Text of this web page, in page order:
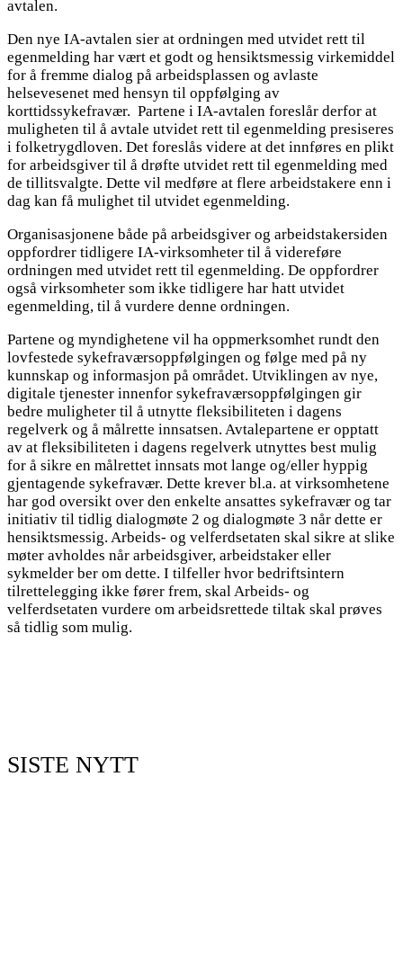
avtalen.
Den nye IA-avtalen sier at ordningen med utvidet rett til
egenmelding har vært et godt og hensiktsmessig virkemiddel
for å fremme dialog på arbeidsplassen og avlaste
helsevesenet med hensyn til oppfølging av
korttidssykefravær. Partene i IA-avtalen foreslår derfor at
muligheten til å avtale utvidet rett til egenmelding presiseres
i folketrygdloven. Det foreslås videre at det innføres en plikt
for arbeidsgiver til å drøfte utvidet rett til egenmelding med
de tillitsvalgte. Dette vil medføre at flere arbeidstakere enn i
dag kan få mulighet til utvidet egenmelding.
Organisasjonene både på arbeidsgiver og arbeidstakersiden
oppfordrer tidligere IA-virksomheter til å videreføre
ordningen med utvidet rett til egenmelding. De oppfordrer
også virksomheter som ikke tidligere har hatt utvidet
egenmelding, til å vurdere denne ordningen.
Partene og myndighetene vil ha oppmerksomhet rundt den
lovfestede sykefraværsoppfølgingen og følge med på ny
kunnskap og informasjon på området. Utviklingen av nye,
digitale tjenester innenfor sykefraværsoppfølgingen gir
bedre muligheter til å utnytte fleksibiliteten i dagens
regelverk og å målrette innsatsen. Avtalepartene er opptatt
av at fleksibiliteten i dagens regelverk utnyttes best mulig
for å sikre en målrettet innsats mot lange og/eller hyppig
gjentagende sykefravær. Dette krever bl.a. at virksomhetene
har god oversikt over den enkelte ansattes sykefravær og tar
initiativ til tidlig dialogmøte 2 og dialogmøte 3 når dette er
hensiktsmessig. Arbeids- og velferdsetaten skal sikre at slike
møter avholdes når arbeidsgiver, arbeidstaker eller
sykmelder ber om dette. I tilfeller hvor bedriftsintern
tilrettelegging ikke fører frem, skal Arbeids- og
velferdsetaten vurdere om arbeidsrettede tiltak skal prøves
så tidlig som mulig.
SISTE NYTT